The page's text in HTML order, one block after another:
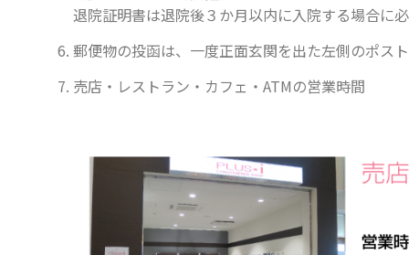
退院証明書は退院後３か月以内に入院する場合に
郵便物の投函は、一度正面玄関を出た左側のポス
売店・レストラン・カフェ・ATMの営業時間